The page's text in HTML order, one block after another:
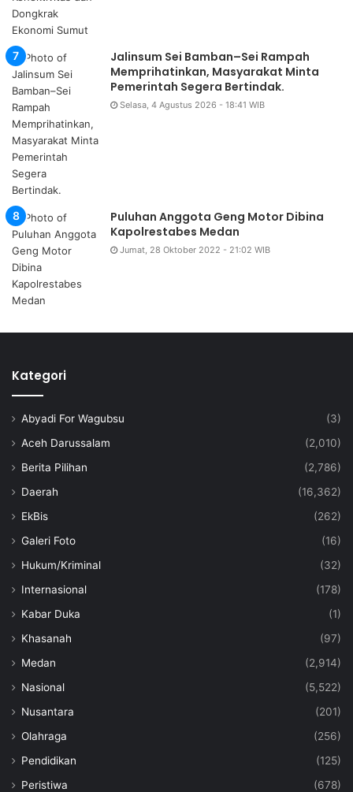
Jalinsum Sei Bamban–Sei Rampah
Memprihatinkan, Masyarakat Minta
Pemerintah Segera Bertindak.
Selasa, 4 Agustus 2026 - 18:41 WIB
Puluhan Anggota Geng Motor Dibina
Kapolrestabes Medan
Jumat, 28 Oktober 2022 - 21:02 WIB
Kategori
Abyadi For Wagubsu
(3)
Aceh Darussalam
(2,010)
Berita Pilihan
(2,786)
Daerah
(16,362)
EkBis
(262)
Galeri Foto
(16)
Hukum/Kriminal
(32)
Internasional
(178)
Kabar Duka
(1)
Khasanah
(97)
Medan
(2,914)
Nasional
(5,522)
Nusantara
(201)
Olahraga
(256)
Pendidikan
(125)
Peristiwa
(678)